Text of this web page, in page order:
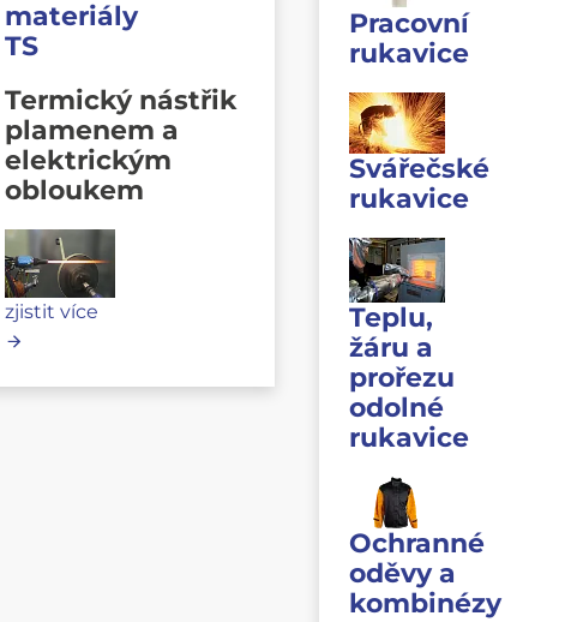
materiály
TS
Termický nástřik
plamenem a
elektrickým
obloukem
zjistit více
Pracovní
rukavice
Svářečské
rukavice
Teplu,
žáru a
prořezu
odolné
rukavice
Ochranné
oděvy a
kombinézy